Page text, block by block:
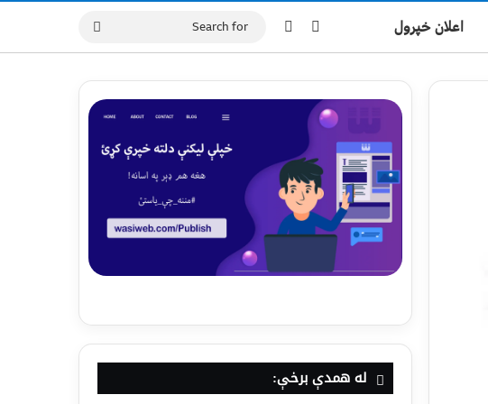
اعلان خپرول
له همدې برخې: